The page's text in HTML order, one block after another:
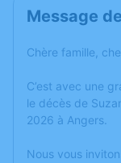
Message
Chère famille,
C’est avec une
le décès de
2026 à Angers.
Nous vous